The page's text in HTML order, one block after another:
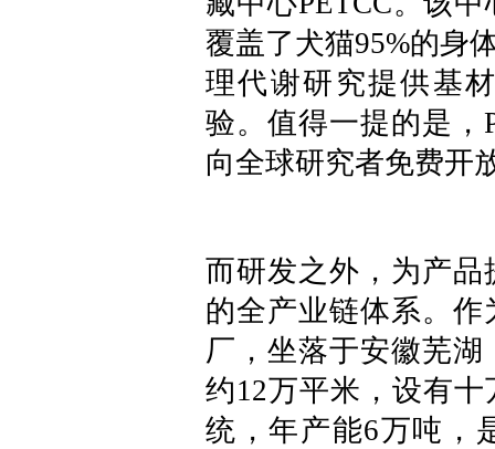
覆盖了犬猫95%的身
理代谢研究提供基
验。值得一提的是，
向全球研究者免费开
而研发之外，为产
的全产业链体系。
厂，坐落于安徽芜
约12万平米，设有
统，年产能6万吨，